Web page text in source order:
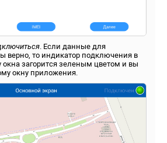
. Если данные для
верно, то индикатор подключения в
окна загорится зеленым цветом и вы
окну приложения.